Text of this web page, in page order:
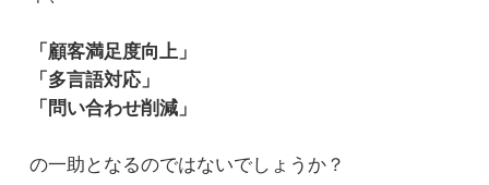
「顧客満足度向上」
「多言語対応」
「問い合わせ削減」
の一助となるのではないでしょうか？